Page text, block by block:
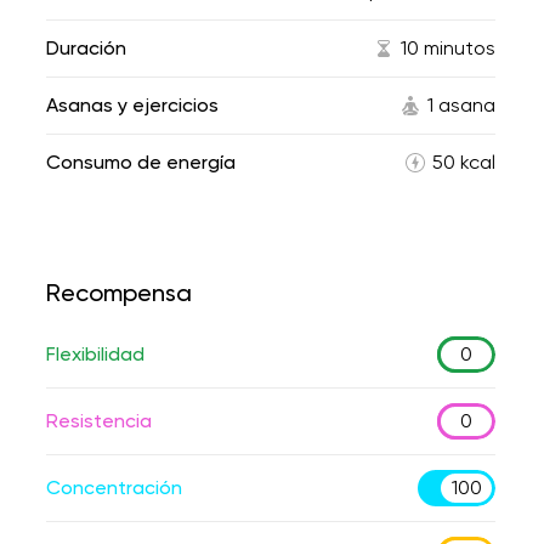
Duración 10 minutos
Asanas y ejercicios 1 asana
Consumo de energía 50 kcal
Recompensa
Flexibilidad 0
Resistencia 0
Concentración 100